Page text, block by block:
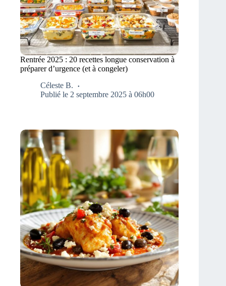
Rentrée 2025 : 20 recettes longue conservation à
préparer d’urgence (et à congeler)
Céleste B.
Publié le 2 septembre 2025 à 06h00